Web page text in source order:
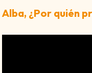
Alba, ¿Por quién